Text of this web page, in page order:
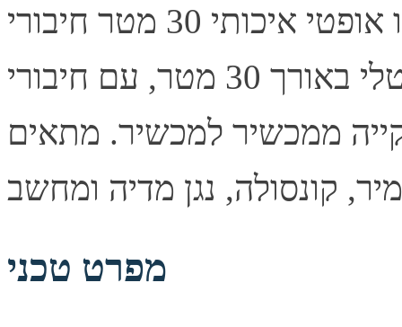
כבל אודיו אופטי איכותי 30 מטר חיבורי TOSLINK תיאור קצר
כבל אודיו אופטי דיגיטלי באורך 30 מטר, עם חיבורי TOSLINK
ממכשיר למכשיר. מתאים
מפרט טכני